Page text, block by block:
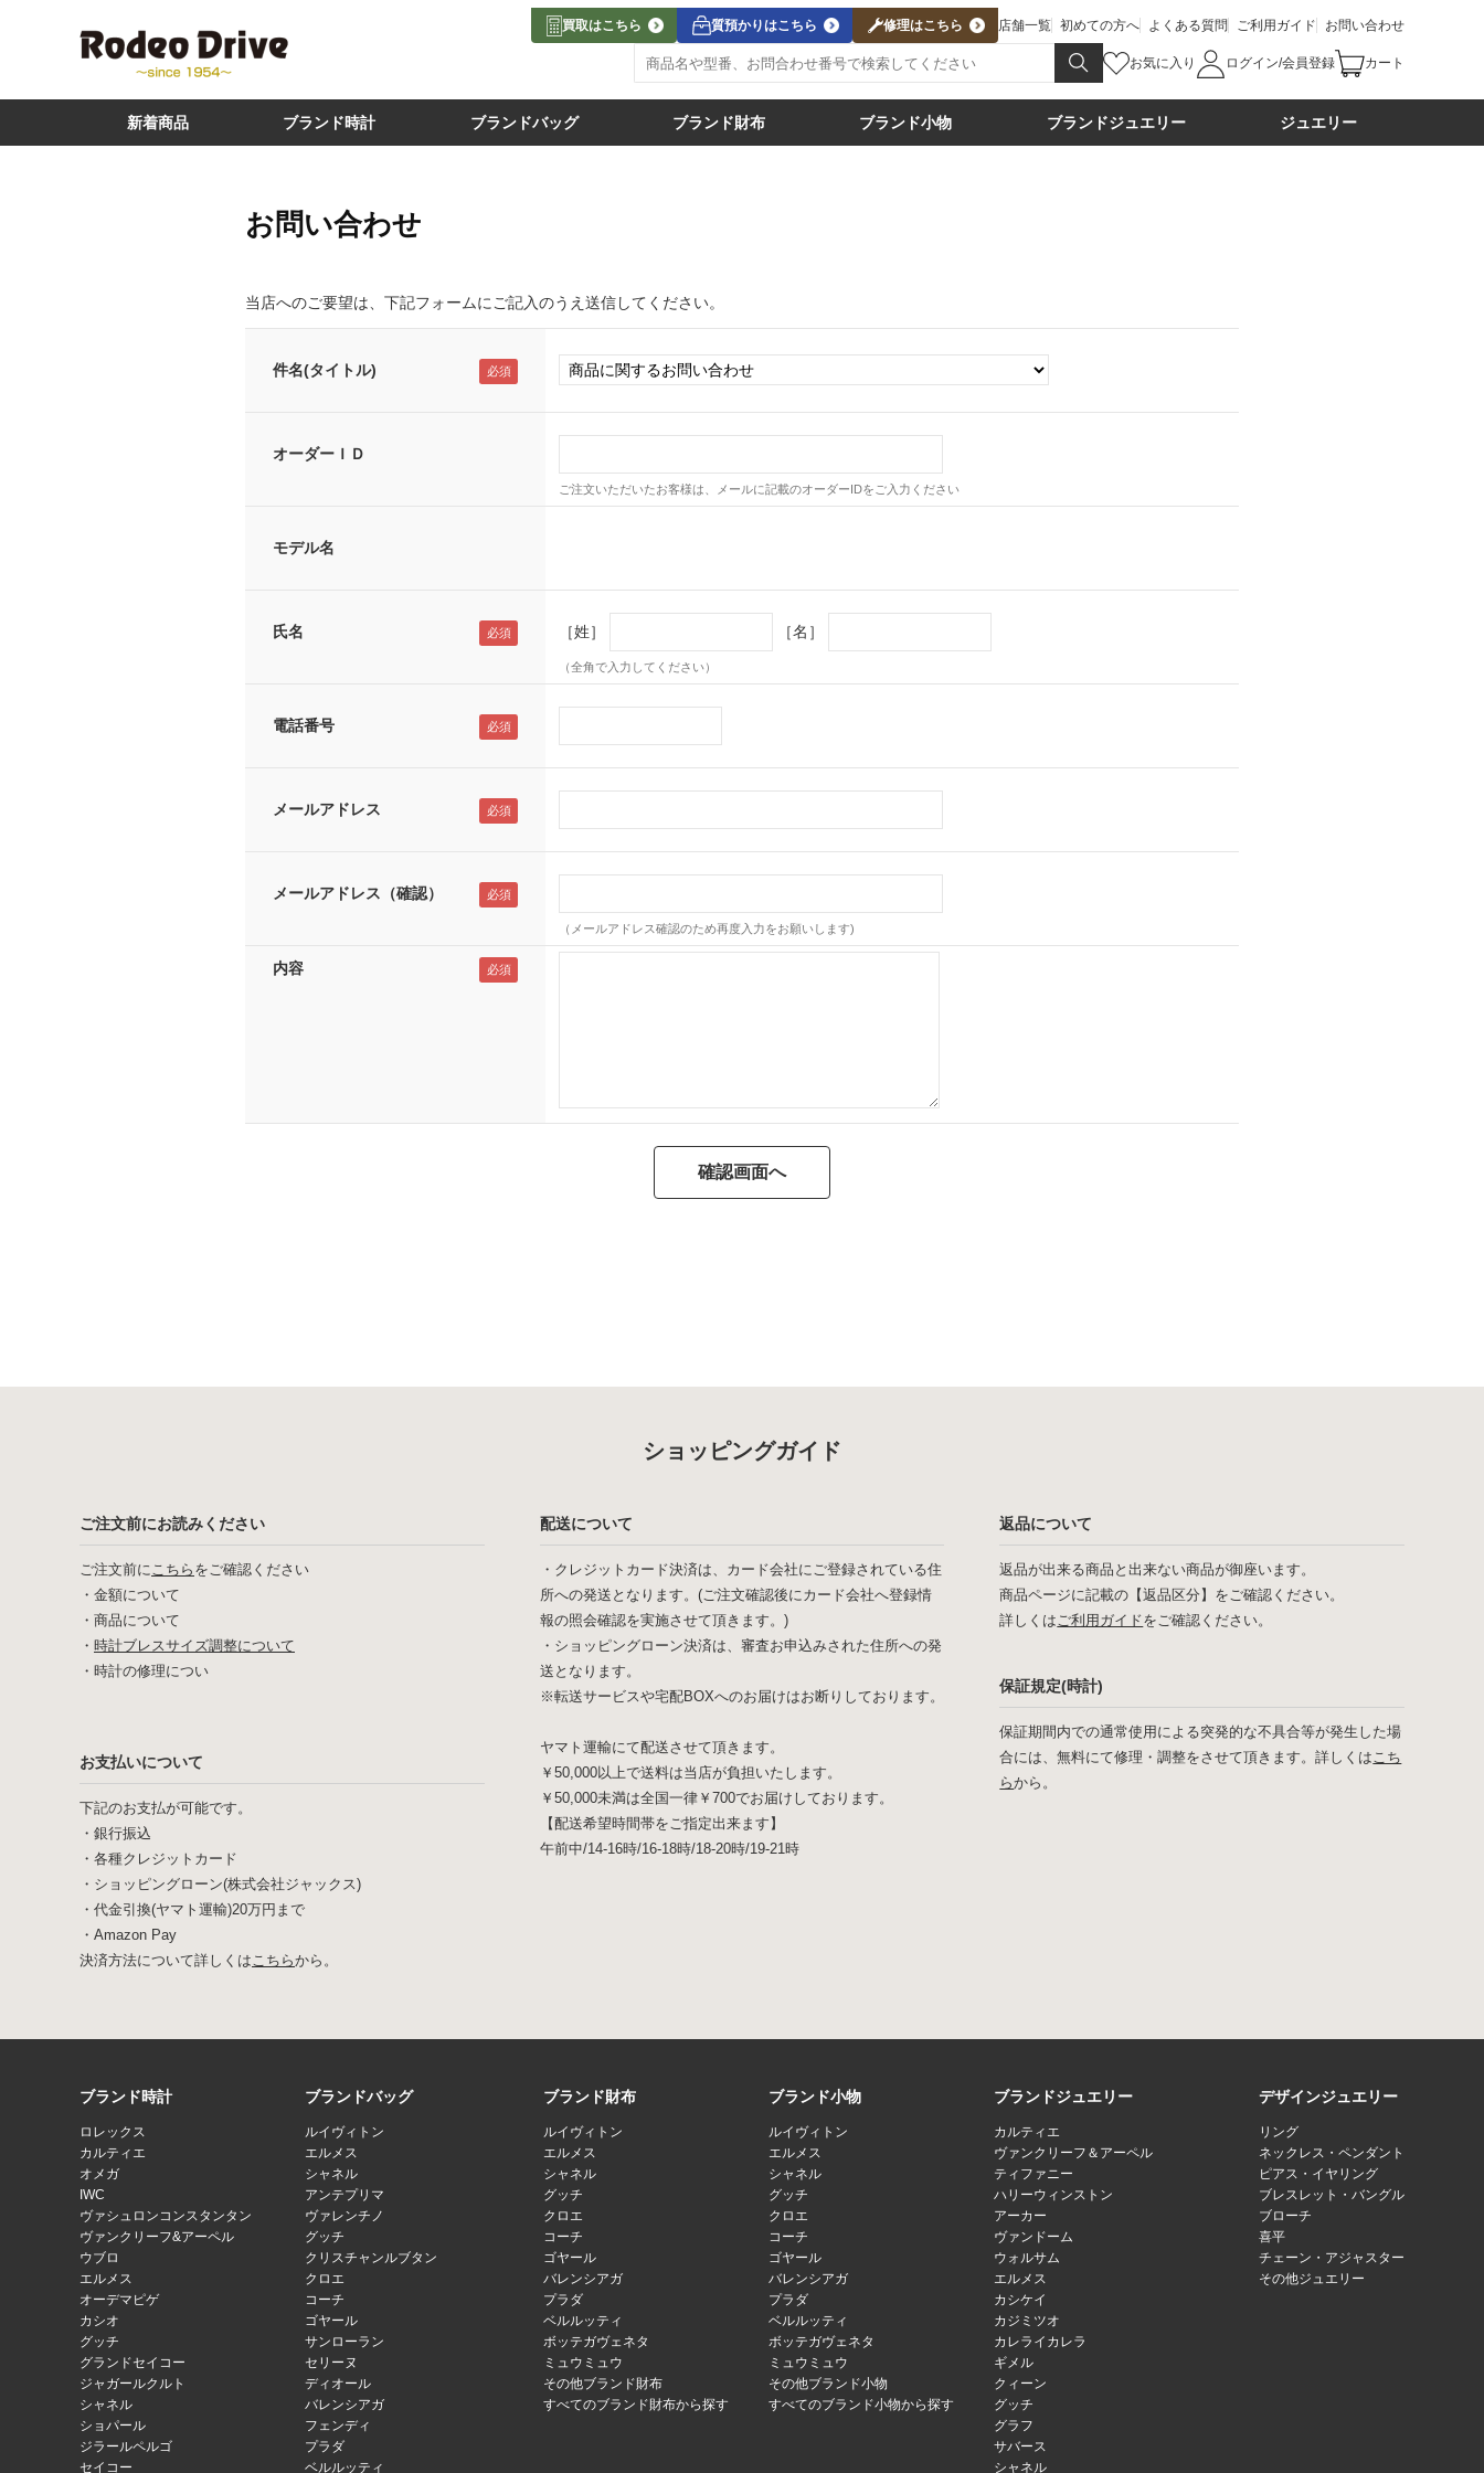
買取はこちら 質預かりはこちら 修理はこちら 店舗一覧 初めての方へ よくある質問 ご利用ガイド お問い合わせ
お気に入り ログイン/会員登録 カート
新着商品 ブランド時計 ブランドバッグ ブランド財布 ブランド小物 ブランドジュエリー ジュエリー
お問い合わせ
当店へのご要望は、下記フォームにご記入のうえ送信してください。
件名(タイトル)
オーダーＩＤ
ご注文いただいたお客様は、メールに記載のオーダーIDをご入力ください
モデル名
氏名 ［姓］ ［名］
（全角で入力してください）
電話番号
メールアドレス
メールアドレス（確認）
（メールアドレス確認のため再度入力をお願いします)
内容
ショッピングガイド
ご注文前にお読みください
ご注文前にこちら をご確認ください
・ 金額について
・ 商品について
・ 時計ブレスサイズ調整について
・ 時計の修理につい
お支払いについて
下記のお支払が可能です。
・銀行振込
・各種クレジットカード
・ショッピングローン(株式会社ジャックス)
・代金引換(ヤマト運輸)20万円まで
・Amazon Pay
決済方法について詳しくはこちらから。
配送について
・クレジットカード決済は、カード会社にご登録されている住
所への発送となります。(ご注文確認後にカード会社へ登録情
報の照会確認を実施させて頂きます。)
・ショッピングローン決済は、審査お申込みされた住所への発
送となります。
※転送サービスや宅配BOXへのお届けはお断りしております。
ヤマト運輸にて配送させて頂きます。
￥50,000以上で送料は当店が負担いたします。
￥50,000未満は全国一律￥700でお届けしております。
【配送希望時間帯をご指定出来ます】
午前中/14-16時/16-18時/18-20時/19-21時
返品について
返品が出来る商品と出来ない商品が御座います。
商品ページに記載の【返品区分】をご確認ください。
詳しくはご利用ガイドをご確認ください。
保証規定(時計)
保証期間内での通常使用による突発的な不具合等が発生した場
合には、無料にて修理・調整をさせて頂きます。詳しくはこち
らから。
ブランド時計
ロレックス
カルティエ
オメガ
IWC
ヴァシュロンコンスタンタン
ヴァンクリーフ&アーペル
ウブロ
エルメス
オーデマピゲ
カシオ
グッチ
グランドセイコー
ジャガールクルト
シャネル
ショパール
ジラールペルゴ
セイコー
ブランドバッグ
ルイヴィトン
エルメス
シャネル
アンテプリマ
ヴァレンチノ
グッチ
クリスチャンルブタン
クロエ
コーチ
ゴヤール
サンローラン
セリーヌ
ディオール
バレンシアガ
フェンディ
プラダ
ベルルッティ
ブランド財布
ルイヴィトン
エルメス
シャネル
グッチ
クロエ
コーチ
ゴヤール
バレンシアガ
プラダ
ベルルッティ
ボッテガヴェネタ
ミュウミュウ
その他ブランド財布
すべてのブランド財布から探す
ブランド小物
ルイヴィトン
エルメス
シャネル
グッチ
クロエ
コーチ
ゴヤール
バレンシアガ
プラダ
ベルルッティ
ボッテガヴェネタ
ミュウミュウ
その他ブランド小物
すべてのブランド小物から探す
ブランドジュエリー
カルティエ
ヴァンクリーフ＆アーペル
ティファニー
ハリーウィンストン
アーカー
ヴァンドーム
ウォルサム
エルメス
カシケイ
カジミツオ
カレライカレラ
ギメル
クィーン
グッチ
グラフ
サバース
シャネル
デザインジュエリー
リング
ネックレス・ペンダント
ピアス・イヤリング
ブレスレット・バングル
ブローチ
喜平
チェーン・アジャスター
その他ジュエリー